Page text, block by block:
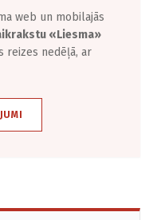
web un mobilajās
«Liesma»
reizes nedēļā, ar